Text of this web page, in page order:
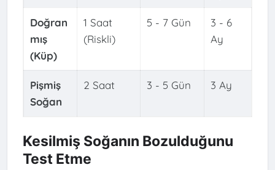
Doğran
mış
(Küp)
1 Saat
(Riskli)
5 - 7 Gün
3 - 6
Ay
Pişmiş
Soğan
2 Saat 3 - 5 Gün 3 Ay
Kesilmiş Soğanın Bozulduğunu
Test Etme